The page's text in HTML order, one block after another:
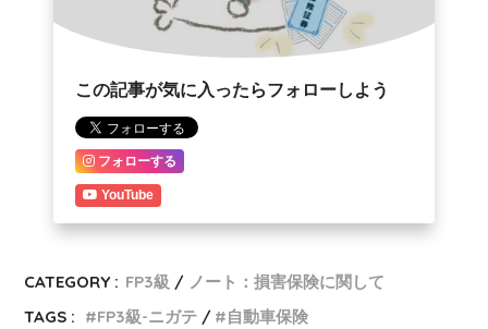
この記事が気に入ったらフォローしよう
フォローする
YouTube
CATEGORY : FP3級
ノート：損害保険に関して
TAGS :
FP3級-ニガテ 自動車保険